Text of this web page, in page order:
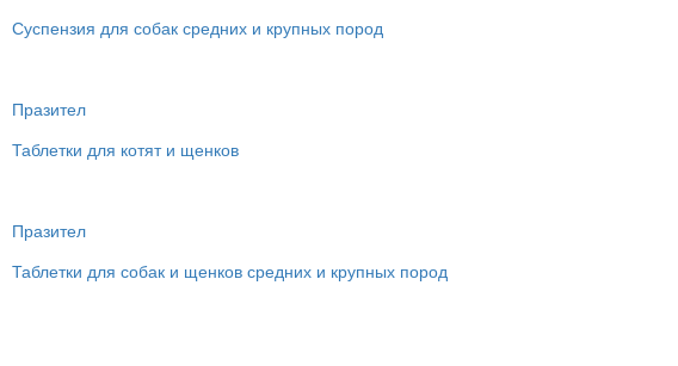
Суспензия для собак средних и крупных пород
Празител
Таблетки для котят и щенков
Празител
Таблетки для собак и щенков средних и крупных пород